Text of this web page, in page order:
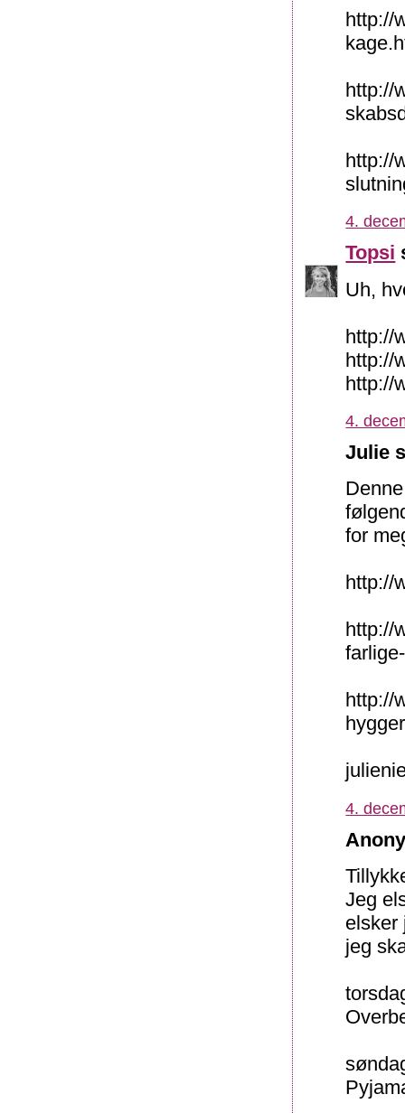
http://
http://
http://
4.
Topsi
Uh,
http://
http://
http://
4.
Julie
for
http://
http://
http://
4.
Jeg
elsker
jeg